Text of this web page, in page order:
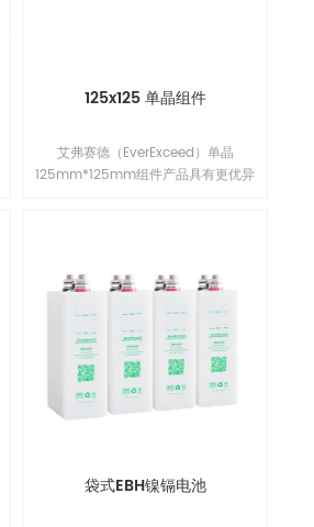
125x125 单晶组件
艾弗赛德（EverExceed）单晶
125mm*125mm组件产品具有更优异
让客户得到更多合适的选择。组件组
件具有出众的电池技术和领先的制造
工艺，改进的电池工艺与精选的封装
材料使得EverExceed组件拥有良好的
PID抗性；另外，组件采用了电流分档
工艺，从而有效降低了因失配造成功
率损失，实现系统输出功率最大化。1
袋式EBH镍镉电池